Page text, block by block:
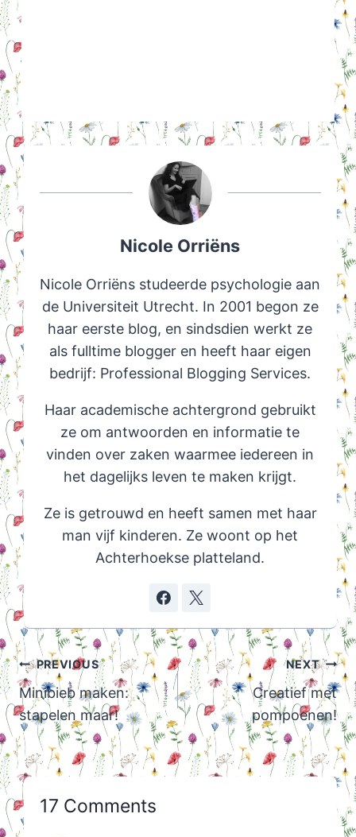
Nicole Orriëns
Nicole Orriëns studeerde psychologie aan
de Universiteit Utrecht. In 2001 begon ze
haar eerste blog, en sindsdien werkt ze
als fulltime blogger en heeft haar eigen
bedrijf: Professional Blogging Services.
Haar academische achtergrond gebruikt
ze om antwoorden en informatie te
vinden over zaken waarmee iedereen in
het dagelijks leven te maken krijgt.
Ze is getrouwd en heeft samen met haar
man vijf kinderen. Ze woont op het
Achterhoekse platteland.
Post
navigation
PREVIOUS
Minibieb maken:
stapelen maar!
NEXT
Creatief met
pompoenen!
17 Comments